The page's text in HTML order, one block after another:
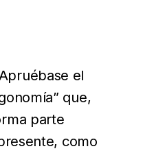
el
que,
parte
como